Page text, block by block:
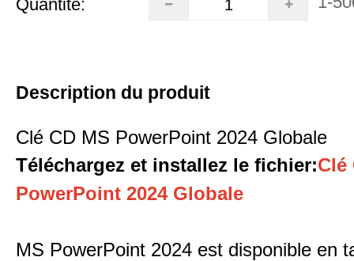
Quantité:
Description du produit
Clé CD MS PowerPoint 2024 Globale
Téléchargez et installez le fichier:Clé
PowerPoint 2024 Globale
MS PowerPoint 2024 est disponible en